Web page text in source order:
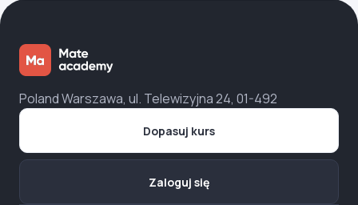
Poland Warszawa, ul. Telewizyjna 24, 01-492
Dopasuj kurs
Zaloguj się